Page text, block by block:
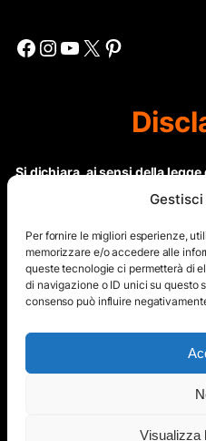
Gestisci
Per fornire le migliori esperienze,
memorizzare e/o accedere alle
queste tecnologie ci permetterà di
di navigazione o ID unici su questo
consenso può influire
Visualizza
Facebook Instagram YouTube X Pinterest
Si dichiara, ai sensi della
questo sito non rientra nella
regolari. Le immagini dei
Copyright © sono
autorizzazione. Il contenuto
immagini, eccetto dove
protetto da Copyright © e non
diffuso tramite nessun
esplicita autorizzazione scritta
nel cuore”